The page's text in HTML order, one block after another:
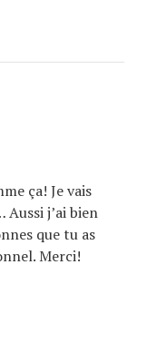
ça! Je vais
j’ai bien
que tu as
Merci!